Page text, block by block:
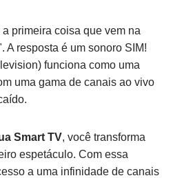
primeira coisa que vem na
A resposta é um sonoro SIM!
funciona como uma
uma gama de canais ao vivo
Smart TV, você transforma
espetáculo. Com essa
a uma infinidade de canais